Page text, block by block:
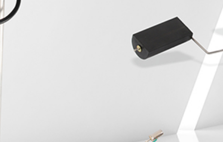
用心服务，超越期待， 做较棒的
Whole-hearted service, beyond expectation, do the best